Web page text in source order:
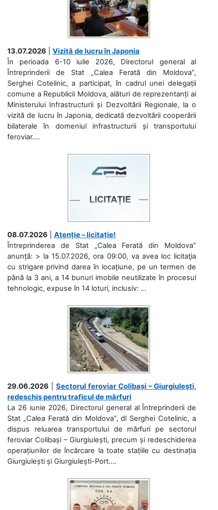
13.07.2026
Vizită de lucru în Japonia
În perioada 6-10 iulie 2026, Directorul general al
Întreprinderii de Stat „Calea Ferată din Moldova”,
Serghei Cotelinic, a participat, în cadrul unei delegații
comune a Republicii Moldova, alături de reprezentanți ai
Ministerului Infrastructurii și Dezvoltării Regionale, la o
vizită de lucru în Japonia, dedicată dezvoltării cooperării
bilaterale în domeniul infrastructurii și transportului
feroviar....
08.07.2026
Atenție – licitație!
Întreprinderea de Stat „Calea Ferată din Moldova”
anunță: > la 15.07.2026, ora 09:00, va avea loc licitaţia
cu strigare privind darea în locațiune, pe un termen de
până la 3 ani, a 14 bunuri imobile neutilizate în procesul
tehnologic, expuse în 14 loturi, inclusiv: ...
29.06.2026
Sectorul feroviar Colibași – Giurgiulești,
redeschis pentru traficul de mărfuri
La 26 iunie 2026, Directorul general al Întreprinderii de
Stat „Calea Ferată din Moldova”, dl Serghei Cotelinic, a
dispus reluarea transportului de mărfuri pe sectorul
feroviar Colibași – Giurgiulești, precum și redeschiderea
operațiunilor de încărcare la toate stațiile cu destinația
Giurgiulești și Giurgiulești-Port....